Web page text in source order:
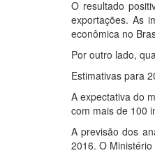
O resultado
exportações. As
econômica no
Por outro lado,
Estimativas para
A expectativa do
com mais de 100
A previsão dos
2016. O